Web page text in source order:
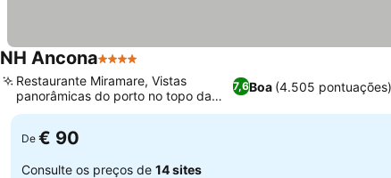
NH Ancona4 Estrelas
7,6Boa (4.505 pontuações)
Restaurante Miramare, Vistas
panorâmicas do porto no topo da
colina
De € 90
Consulte os preços de 14 sites